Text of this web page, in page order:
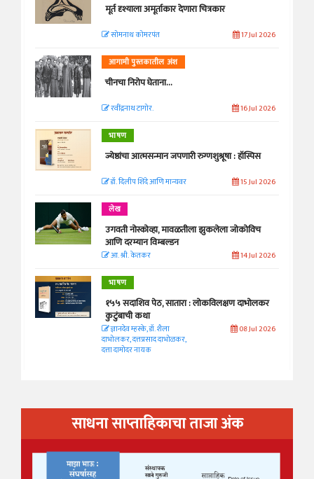
मूर्त दृश्याला अमूर्ताकार देणारा चित्रकार
सोमनाथ कोमरपंत 17 Jul 2026
आगामी पुस्तकातील अंश
चीनचा निरोप घेताना...
रवींद्रनाथ टागोर. 16 Jul 2026
भाषण
ज्येष्ठांचा आत्मसन्मान जपणारी रुग्णशुश्रूषा : हॉस्पिस
डॉ. दिलीप शिंदे आणि मान्यवर 15 Jul 2026
लेख
उगवती नोस्कोव्हा, मावळतीला झुकलेला जोकोविच
आणि दरम्यान विम्बल्डन
आ. श्री. केतकर 14 Jul 2026
भाषण
१५५ सदाशिव पेठ, सातारा : लोकविलक्षण दाभोलकर
कुटुंबाची कथा
ज्ञानदेव म्हस्के, डॉ. शैला
दाभोलकर, दत्तप्रसाद दाभोळकर,
दत्ता दामोदर नायक
08 Jul 2026
साधना साप्ताहिकाचा ताजा अंक